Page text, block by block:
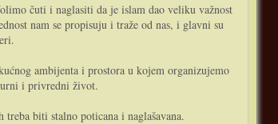
čuti i naglasiti da je islam dao veliku važnost
nam se propisuju i traže od nas, i glavni su
ambijenta i prostora u kojem organizujemo
i privredni život.
biti stalno poticana i naglašavana.